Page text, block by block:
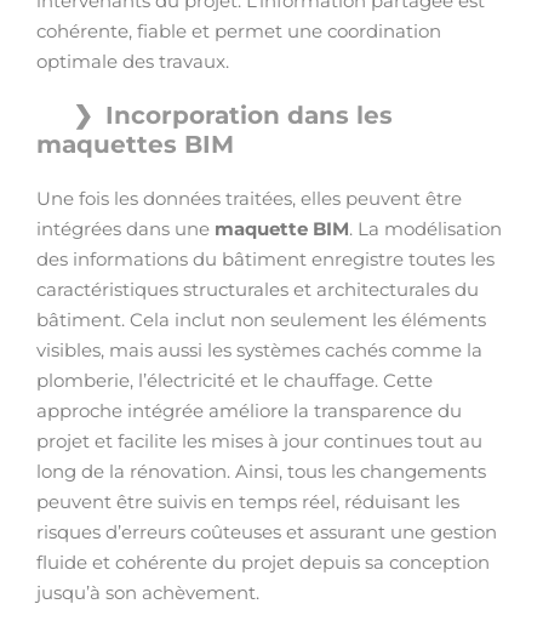
cohérente, fiable et permet une coordination
optimale des travaux.
Incorporation dans les
maquettes BIM
Une fois les données traitées, elles peuvent être
intégrées dans une maquette BIM. La modélisation
des informations du bâtiment enregistre toutes les
caractéristiques structurales et architecturales du
bâtiment. Cela inclut non seulement les éléments
visibles, mais aussi les systèmes cachés comme la
plomberie, l’électricité et le chauffage. Cette
approche intégrée améliore la transparence du
projet et facilite les mises à jour continues tout au
long de la rénovation. Ainsi, tous les changements
peuvent être suivis en temps réel, réduisant les
risques d’erreurs coûteuses et assurant une gestion
fluide et cohérente du projet depuis sa conception
jusqu’à son achèvement.